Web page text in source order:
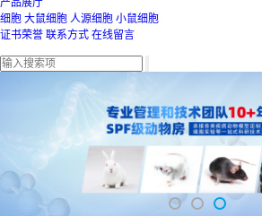
产品展厅
细胞 大鼠细胞 人源细胞 小鼠细胞
证书荣誉 联系方式 在线留言